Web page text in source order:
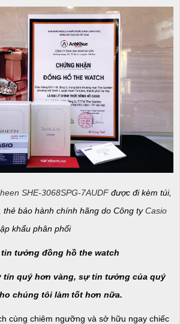
SHE-3068SPG-7AUDF được đi kèm túi,
thẻ bảo hành chính hãng do Công tyCasio
khẩu phân phối
tín quý hơn vàng, sự tin tưởng của quý
chúng tôi làm tốt hơn nữa.
cùng chiêm ngưỡng và sở hữu ngay chiếc